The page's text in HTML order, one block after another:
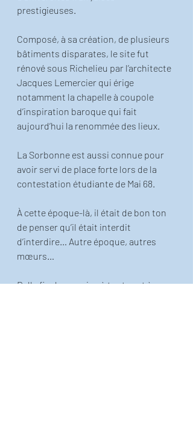
prestigieuses.
Composé, à sa création, de plusieurs
bâtiments disparates, le site fut
rénové sous Richelieu par l’architecte
Jacques Lemercier qui érige
notamment la chapelle à coupole
d’inspiration baroque qui fait
aujourd’hui la renommée des lieux.
La Sorbonne est aussi connue pour
avoir servi de place forte lors de la
contestation étudiante de Mai 68.
À cette époque-là, il était de bon ton
de penser qu’il était interdit
d’interdire… Autre époque, autres
mœurs…
Belle fin de semaine à toutes et à